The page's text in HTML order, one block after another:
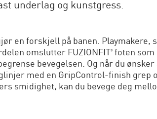
underlag og kunstgress.
en forskjell på banen. Playmakere,
omslutter FUZIONFIT³ foten som
bevegelsen. Og når du ønsker
med en GripControl-finish grep
smidighet, kan du bevege deg